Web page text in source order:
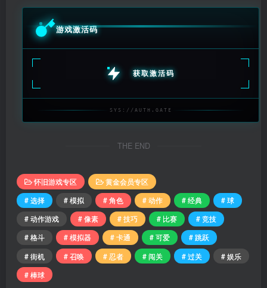
游戏激活码
获取激活码
SYS://AUTH.GATE
THE END
怀旧游戏专区
黄金会员专区
# 选择
# 模拟 # 角色 # 动作 # 经典
# 球
# 动作游戏
# 像素 # 技巧 # 比赛
# 竞技
# 格斗
# 模拟器 # 卡通 # 可爱
# 跳跃
# 街机
# 召唤 # 忍者 # 闯关 # 过关
# 娱乐
# 棒球